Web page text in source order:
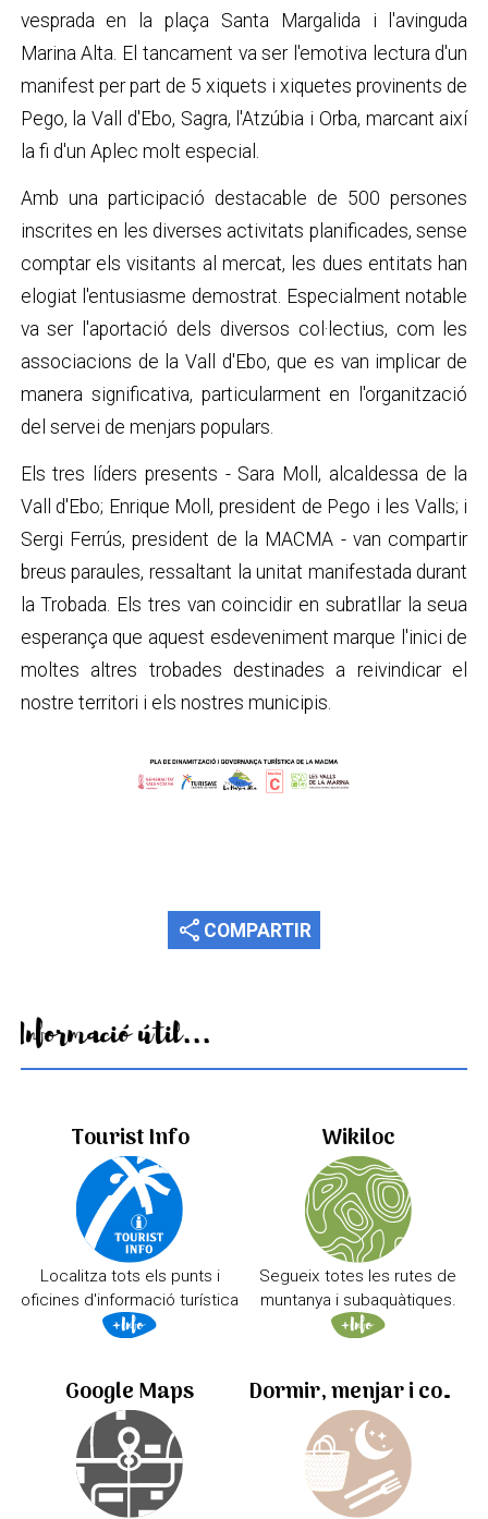
vesprada en la plaça Santa Margalida i l'avinguda
Marina Alta. El tancament va ser l'emotiva lectura d'un
manifest per part de 5 xiquets i xiquetes provinents de
Pego, la Vall d'Ebo, Sagra, l'Atzúbia i Orba, marcant així
la fi d'un Aplec molt especial.
Amb una participació destacable de 500 persones
inscrites en les diverses activitats planificades, sense
comptar els visitants al mercat, les dues entitats han
elogiat l'entusiasme demostrat. Especialment notable
va ser l'aportació dels diversos col·lectius, com les
associacions de la Vall d'Ebo, que es van implicar de
manera significativa, particularment en l'organització
del servei de menjars populars.
Els tres líders presents - Sara Moll, alcaldessa de la
Vall d'Ebo; Enrique Moll, president de Pego i les Valls; i
Sergi Ferrús, president de la MACMA - van compartir
breus paraules, ressaltant la unitat manifestada durant
la Trobada. Els tres van coincidir en subratllar la seua
esperança que aquest esdeveniment marque l'inici de
moltes altres trobades destinades a reivindicar el
nostre territori i els nostres municipis.
share COMPARTIR
Informació útil...
Tourist Info
Localitza tots els punts i
oficines d'informació turística
Wikiloc
Segueix totes les rutes de
muntanya i subaquàtiques.
Google Maps Dormir, menjar i comprar